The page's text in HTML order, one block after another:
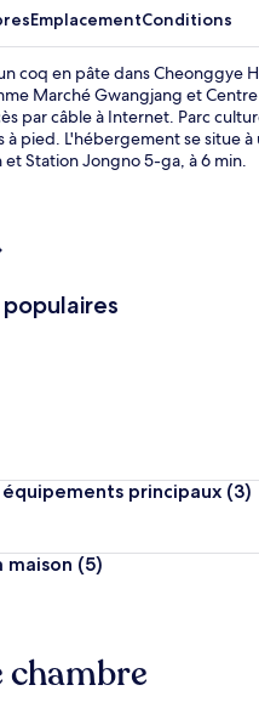
EmplacementConditions
coq en pâte dans Cheonggye
Marché Gwangjang et
par câble à Internet. Parc
à pied. L'hébergement se situe
et Station Jongno 5-ga, à 6 min.
principaux (3)
maison (5)
chambre